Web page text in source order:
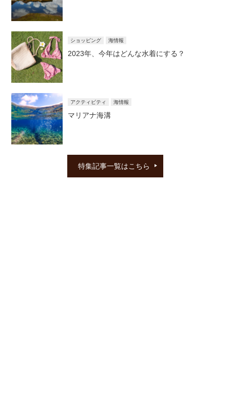
ショッピング 海情報
2023年、今年はどんな水着にする？
アクティビティ 海情報
マリアナ海溝
特集記事一覧はこちら